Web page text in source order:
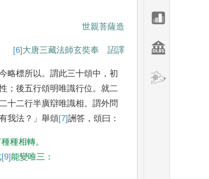
世親菩薩造
[6] 大唐三藏法師玄奘奉 詔譯
略標所以。 謂此三十頌中 ， 初
； 後五行頌明唯識行位。 就二
十二行半廣辯唯識相 。 謂外問
我法 ？」 舉頌 [7]詶答 ， 頌曰 ：
種相轉。
[9]能變唯三 ：